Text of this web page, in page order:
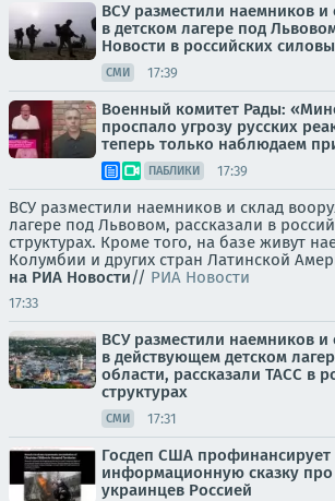
ВСУ разместили наемников
в детском лагере под
Новости в российских
СМИ 17:39
Военный комитет Рады:
проспало угрозу русских
теперь только наблюдаем
ПАБЛИКИ 17:39
ВСУ разместили наемников и склад
лагере под Львовом, рассказали в
структурах. Кроме того, на базе живут
Колумбии и других стран Латинской
на РИА Новости// РИА Новости
17:33
ВСУ разместили наемников
в действующем детском
области, рассказали ТАСС в
структурах
СМИ 17:31
Госдеп США
информационную сказку
украинцев Россией